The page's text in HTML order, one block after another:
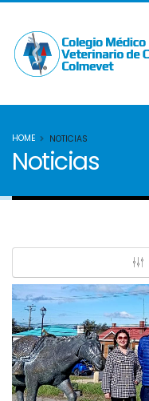
HOME NOTICIAS
Noticias